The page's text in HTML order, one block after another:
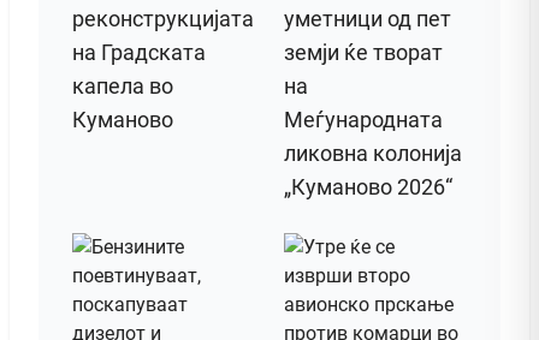
реконструкцијата
на Градската
капела во
Куманово
уметници од пет
земји ќе творат
на
Меѓународната
ликовна колонија
„Куманово 2026“